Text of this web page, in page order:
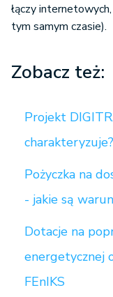
łączy
tym samym czasie).
Zobacz też:
Projekt
charakteryzuje?
Pożyczka na
- jakie są
Dotacje na
energetycznej
FEnIKS